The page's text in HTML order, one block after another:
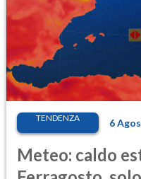
TENDENZA 6
Meteo: caldo